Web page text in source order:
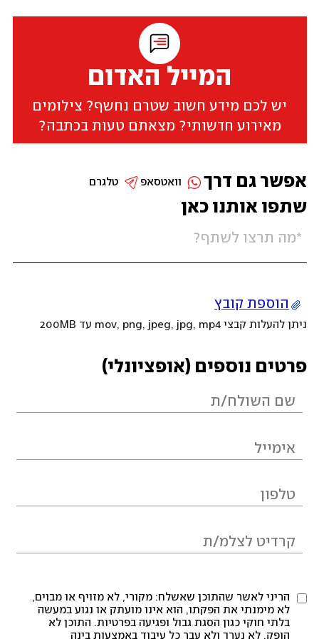
המייל האדום
יש לכם מידע חשוב שטרם נחשף? צילומים
מאירוע חדשותי? מצאתם טעות בכתבה?
שתפו אותנו כאן
הוספת קובץ
ניתן להעלות קבצי mov, png, jpeg, jpg, mp4 עד 200MB
פרטים נוספים (אופציונלי)
הריני לאשר שהתוכן שאשלח: מקורי, לא מזויף או מבוים,
לא מימנתי את הפקתו, הוא אינו מועתק או נגוע במעשה
בלתי חוקי כגון הסגת גבול ופגיעה בפרטיות. התוכן לא
הופק, לא נערך ולא עבר כל עיבוד באמצעות בינה
אפשר גם דרך טלגרם וואטסאפ